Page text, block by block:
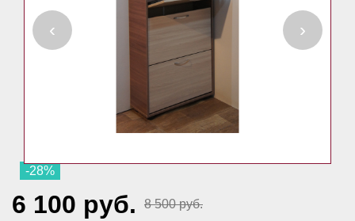
‹ ›
-28%
6 100 руб. 8 500 руб.